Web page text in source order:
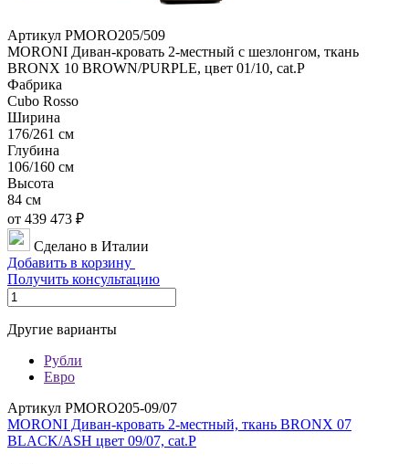
Артикул PMORO205/509
MORONI Диван-кровать 2-местный с шезлонгом, ткань
BRONX 10 BROWN/PURPLE, цвет 01/10, cat.P
Фабрика
Cubo Rosso
Ширина
176/261 см
Глубина
106/160 см
Высота
84 см
от 439 473 ₽
Сделано в Италии
Добавить в корзину
Получить консультацию
Другие варианты
Рубли
Евро
Артикул PMORO205-09/07
MORONI Диван-кровать 2-местный, ткань BRONX 07
BLACK/ASH цвет 09/07, cat.P